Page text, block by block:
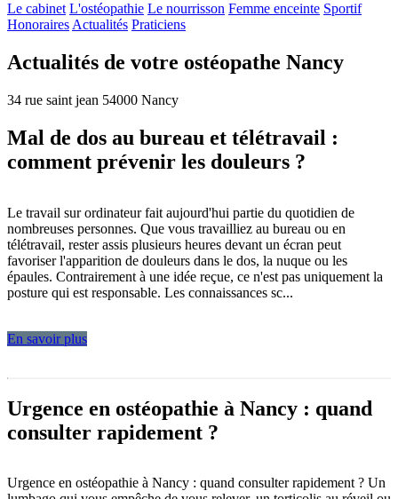
Le cabinet L'ostéopathie Le nourrisson Femme enceinte Sportif
Honoraires Actualités Praticiens
Actualités de votre ostéopathe Nancy
34 rue saint jean 54000 Nancy
Mal de dos au bureau et télétravail :
comment prévenir les douleurs ?
Le travail sur ordinateur fait aujourd'hui partie du quotidien de
nombreuses personnes. Que vous travailliez au bureau ou en
télétravail, rester assis plusieurs heures devant un écran peut
favoriser l'apparition de douleurs dans le dos, la nuque ou les
épaules. Contrairement à une idée reçue, ce n'est pas uniquement la
posture qui est responsable. Les connaissances sc...
En savoir plus
Urgence en ostéopathie à Nancy : quand
consulter rapidement ?
Urgence en ostéopathie à Nancy : quand consulter rapidement ? Un